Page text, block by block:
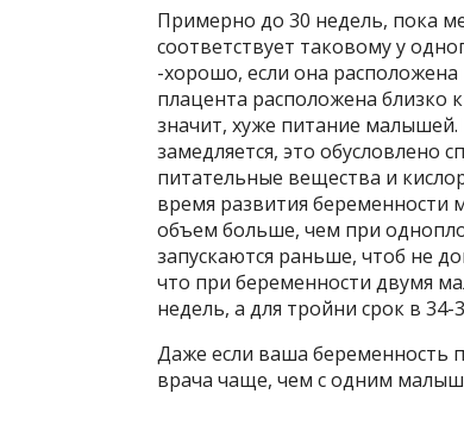
Примерно до 30 недель, пока
соответствует таковому у
-хорошо, если она расположена
плацента расположена
значит, хуже питание
замедляется, это обусловлено
питательные вещества и
время развития беременности
объем больше, чем при
запускаются раньше, чтоб не
что при беременности двумя
недель, а для тройни срок в 34-
Даже если ваша беременность
врача чаще, чем с одним